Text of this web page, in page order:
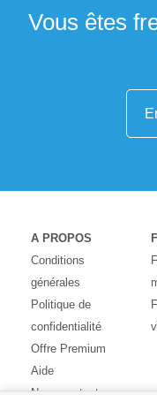
Vous êtes
A PROPOS
Conditions
générales
Politique de
confidentialité
Offre Premium
Aide